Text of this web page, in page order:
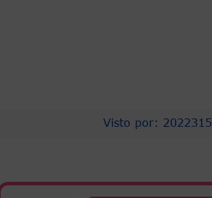
Visto por: 2022315